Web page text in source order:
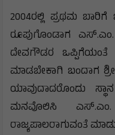
2004ರಲ್ಲಿ ಪ್ರಥಮ
ರೂಪುಗೊಂಡಾಗ
ದೇವಗೌಡರ ಒಪ್ಪಿಗೆಯಂತೆ
ಮಾಡಬೇಕಾಗಿ ಬಂದಾಗ
ಯಾವುದಾದರೊಂದು
ಮನವೊಲಿಸಿ ಎಸ್.ಎಂ.
ರಾಜ್ಯಪಾಲರಾಗುವಂತೆ